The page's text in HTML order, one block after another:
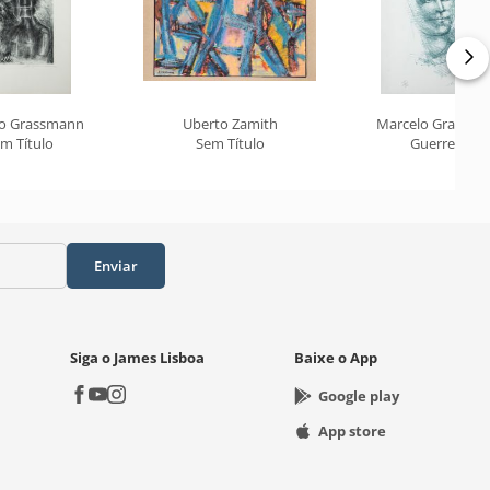
Grassmann
Título
Uberto Zamith
Sem Título
Marcelo
Guerreiro
Enviar
Siga o James Lisboa
Baixe o App
Google play
App store